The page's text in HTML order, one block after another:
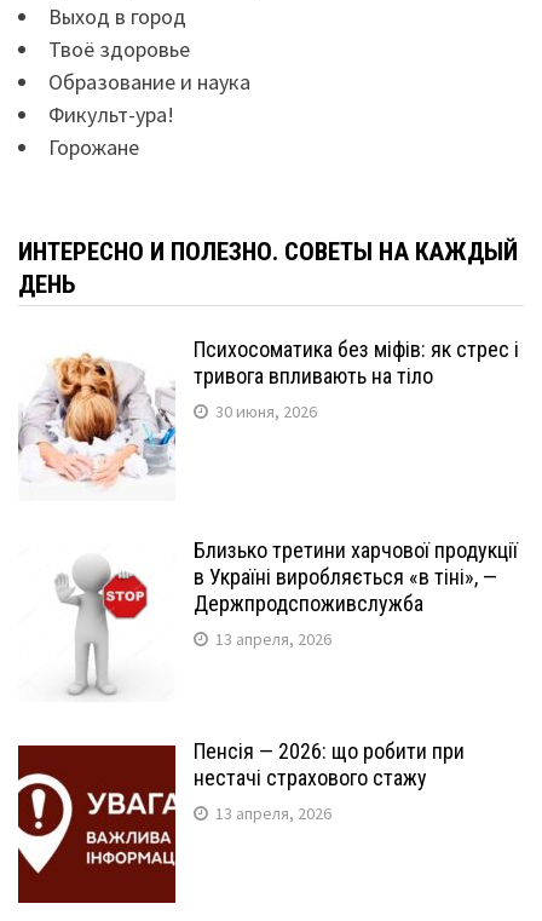
Выход в город
Твоё здоровье
Образование и наука
Фикульт-ура!
Горожане
ИНТЕРЕСНО И ПОЛЕЗНО. СОВЕТЫ НА КАЖДЫЙ
ДЕНЬ
Психосоматика без міфів: як стрес і
тривога впливають на тіло
30 июня, 2026
Близько третини харчової продукції
в Україні виробляється «в тіні», —
Держпродспоживслужба
13 апреля, 2026
Пенсія — 2026: що робити при
нестачі страхового стажу
13 апреля, 2026